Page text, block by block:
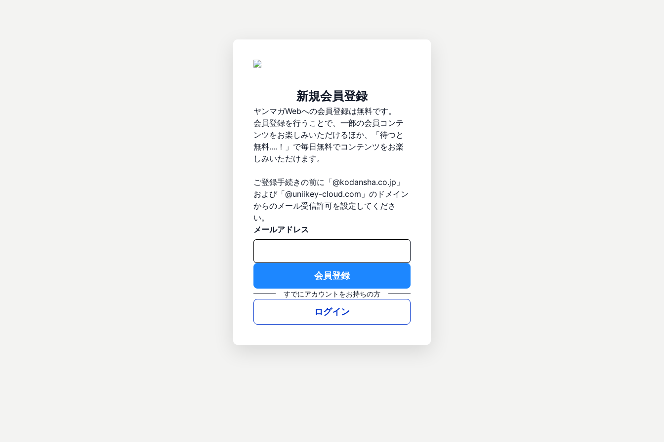
新規会員登録
ヤンマガWebへの会員登録は無料です。
会員登録を行うことで、一部の会員コンテ
ンツをお楽しみいただけるほか、「待つと
無料....！」で毎日無料でコンテンツをお楽
しみいただけます。
ご登録手続きの前に「@kodansha.co.jp」
および「@uniikey-cloud.com」のドメイン
からのメール受信許可を設定してくださ
い。
メールアドレス
すでにアカウントをお持ちの方